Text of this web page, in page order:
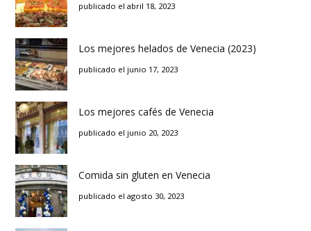
publicado el abril 18, 2023
Los mejores helados de Venecia (2023)
publicado el junio 17, 2023
Los mejores cafés de Venecia
publicado el junio 20, 2023
Comida sin gluten en Venecia
publicado el agosto 30, 2023